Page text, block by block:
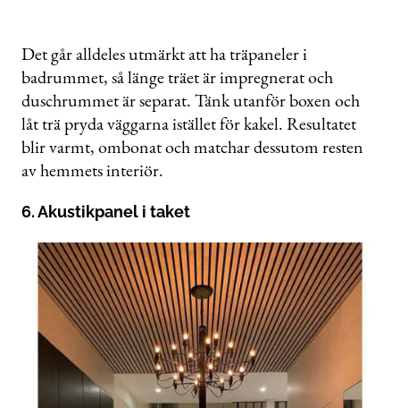
Det går alldeles utmärkt att ha träpaneler i
badrummet, så länge träet är impregnerat och
duschrummet är separat. Tänk utanför boxen och
låt trä pryda väggarna istället för kakel. Resultatet
blir varmt, ombonat och matchar dessutom resten
av hemmets interiör.
6. Akustikpanel i taket